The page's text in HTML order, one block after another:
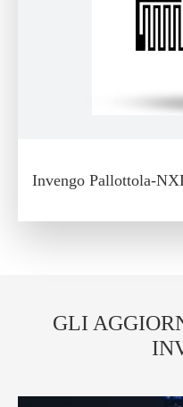
Invengo Pallottola-
GLI